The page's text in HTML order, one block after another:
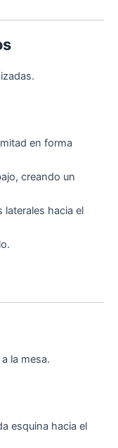
en forma
creando un
laterales hacia el
la mesa.
esquina hacia el